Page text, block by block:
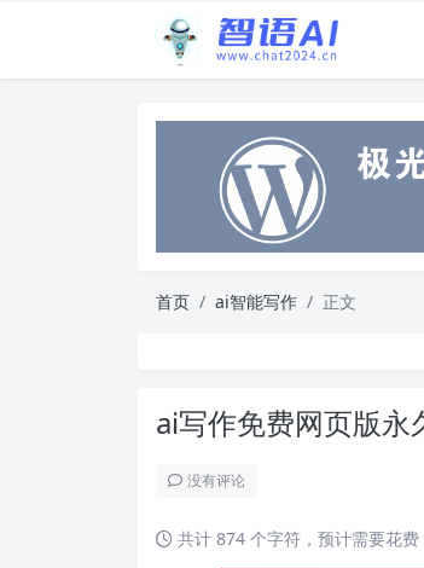
首页 ai智能写作 正文
ai写作免费网页版永
没有评论
共计 874 个字符，预计需要花费